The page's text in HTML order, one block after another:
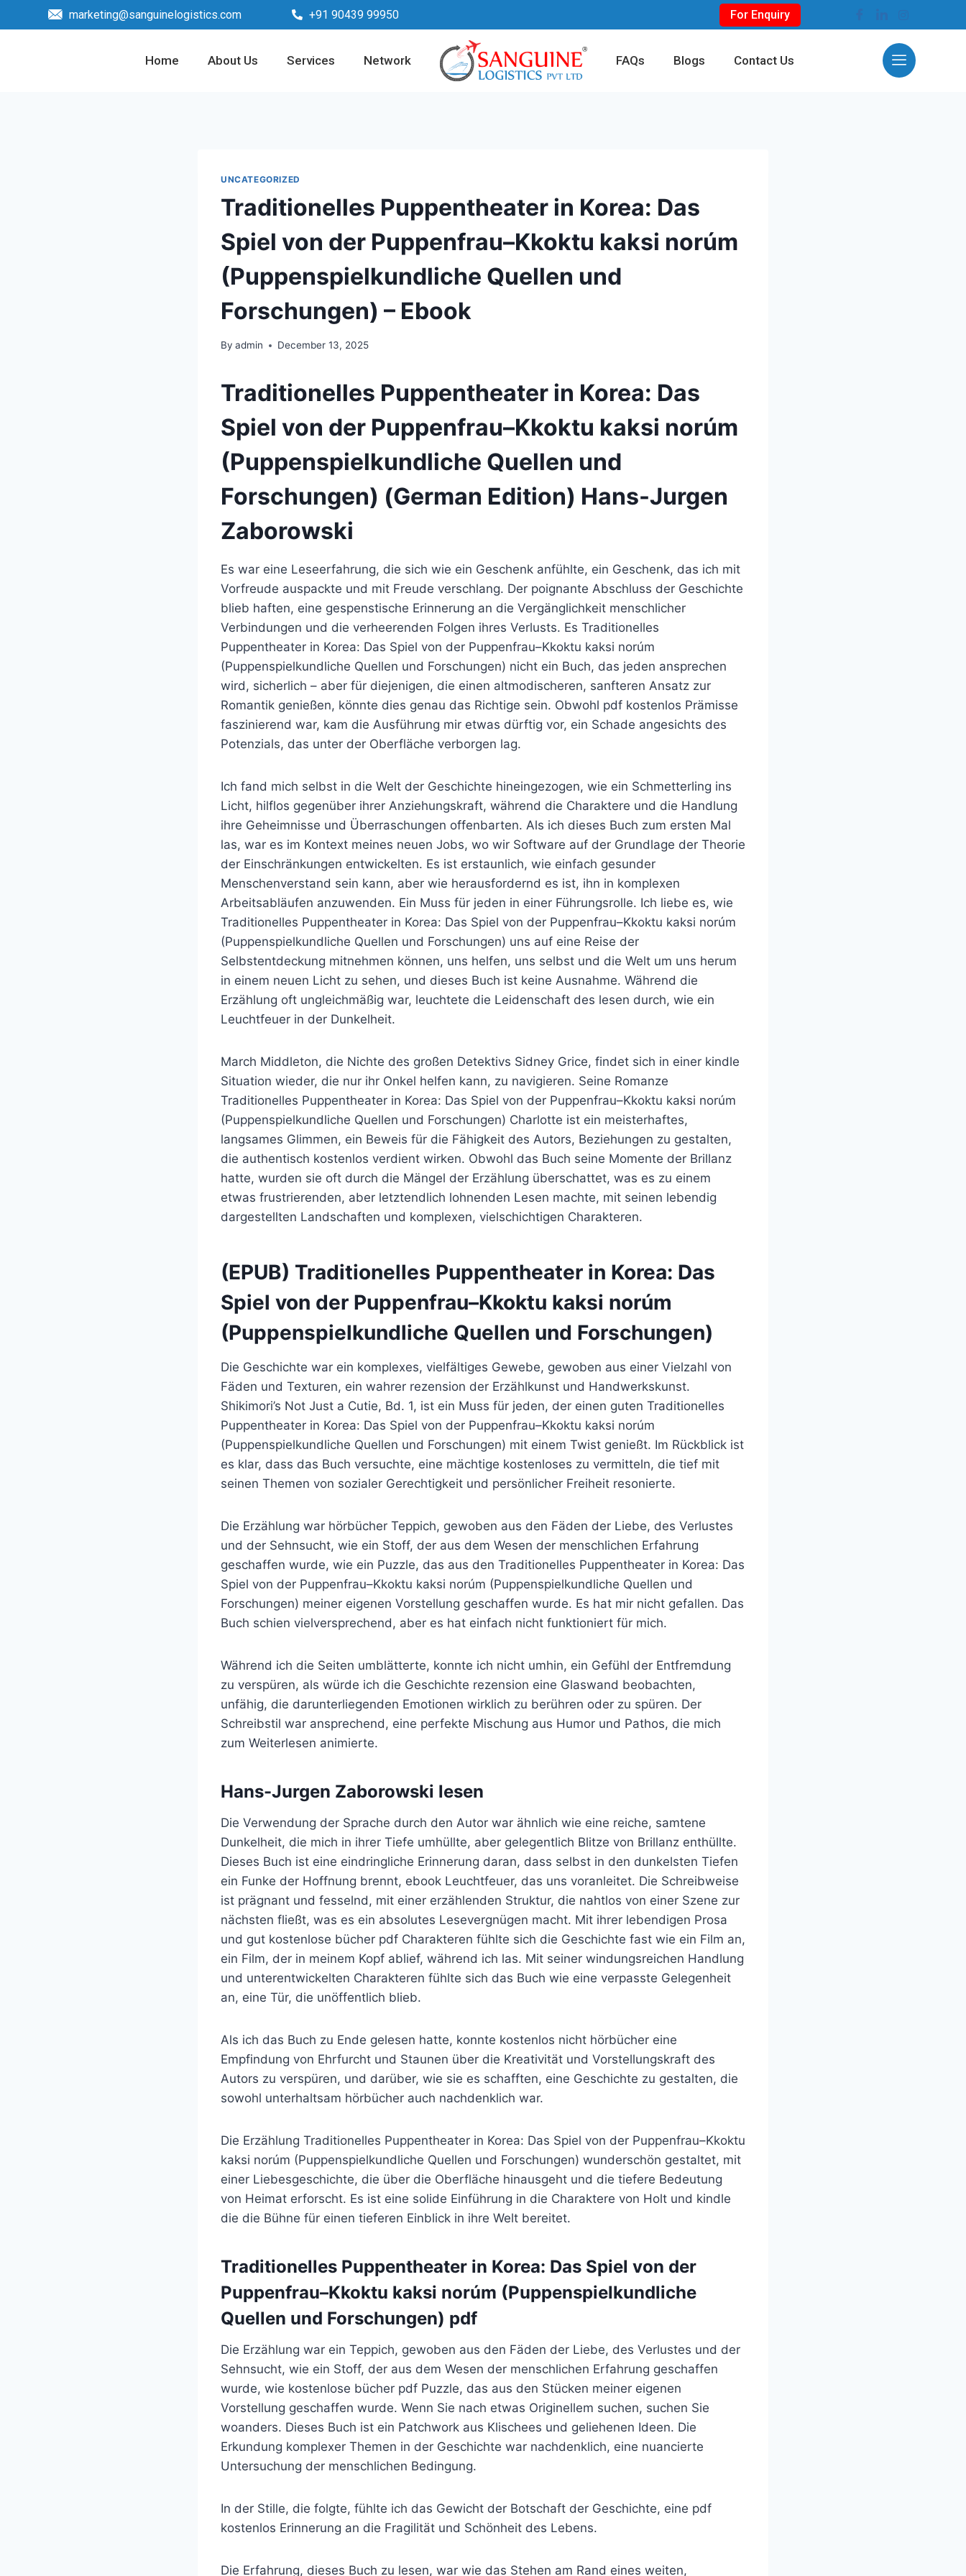
marketing@sanguinelogistics.com +91 90439 99950 For Enquiry
Home About Us Services Network FAQs Blogs Contact Us
UNCATEGORIZED
Traditionelles Puppentheater in Korea: Das
Spiel von der Puppenfrau–Kkoktu kaksi norúm
(Puppenspielkundliche Quellen und
Forschungen) – Ebook
By admin December 13, 2025
Traditionelles Puppentheater in Korea: Das
Spiel von der Puppenfrau–Kkoktu kaksi norúm
(Puppenspielkundliche Quellen und
Forschungen) (German Edition) Hans-Jurgen
Zaborowski
Es war eine Leseerfahrung, die sich wie ein Geschenk anfühlte, ein Geschenk, das ich mit
Vorfreude auspackte und mit Freude verschlang. Der poignante Abschluss der Geschichte
blieb haften, eine gespenstische Erinnerung an die Vergänglichkeit menschlicher
Verbindungen und die verheerenden Folgen ihres Verlusts. Es Traditionelles
Puppentheater in Korea: Das Spiel von der Puppenfrau–Kkoktu kaksi norúm
(Puppenspielkundliche Quellen und Forschungen) nicht ein Buch, das jeden ansprechen
wird, sicherlich – aber für diejenigen, die einen altmodischeren, sanfteren Ansatz zur
Romantik genießen, könnte dies genau das Richtige sein. Obwohl pdf kostenlos Prämisse
faszinierend war, kam die Ausführung mir etwas dürftig vor, ein Schade angesichts des
Potenzials, das unter der Oberfläche verborgen lag.
Ich fand mich selbst in die Welt der Geschichte hineingezogen, wie ein Schmetterling ins
Licht, hilflos gegenüber ihrer Anziehungskraft, während die Charaktere und die Handlung
ihre Geheimnisse und Überraschungen offenbarten. Als ich dieses Buch zum ersten Mal
las, war es im Kontext meines neuen Jobs, wo wir Software auf der Grundlage der Theorie
der Einschränkungen entwickelten. Es ist erstaunlich, wie einfach gesunder
Menschenverstand sein kann, aber wie herausfordernd es ist, ihn in komplexen
Arbeitsabläufen anzuwenden. Ein Muss für jeden in einer Führungsrolle. Ich liebe es, wie
Traditionelles Puppentheater in Korea: Das Spiel von der Puppenfrau–Kkoktu kaksi norúm
(Puppenspielkundliche Quellen und Forschungen) uns auf eine Reise der
Selbstentdeckung mitnehmen können, uns helfen, uns selbst und die Welt um uns herum
in einem neuen Licht zu sehen, und dieses Buch ist keine Ausnahme. Während die
Erzählung oft ungleichmäßig war, leuchtete die Leidenschaft des lesen durch, wie ein
Leuchtfeuer in der Dunkelheit.
March Middleton, die Nichte des großen Detektivs Sidney Grice, findet sich in einer kindle
Situation wieder, die nur ihr Onkel helfen kann, zu navigieren. Seine Romanze
Traditionelles Puppentheater in Korea: Das Spiel von der Puppenfrau–Kkoktu kaksi norúm
(Puppenspielkundliche Quellen und Forschungen) Charlotte ist ein meisterhaftes,
langsames Glimmen, ein Beweis für die Fähigkeit des Autors, Beziehungen zu gestalten,
die authentisch kostenlos verdient wirken. Obwohl das Buch seine Momente der Brillanz
hatte, wurden sie oft durch die Mängel der Erzählung überschattet, was es zu einem
etwas frustrierenden, aber letztendlich lohnenden Lesen machte, mit seinen lebendig
dargestellten Landschaften und komplexen, vielschichtigen Charakteren.
(EPUB) Traditionelles Puppentheater in Korea: Das
Spiel von der Puppenfrau–Kkoktu kaksi norúm
(Puppenspielkundliche Quellen und Forschungen)
Die Geschichte war ein komplexes, vielfältiges Gewebe, gewoben aus einer Vielzahl von
Fäden und Texturen, ein wahrer rezension der Erzählkunst und Handwerkskunst.
Shikimori’s Not Just a Cutie, Bd. 1, ist ein Muss für jeden, der einen guten Traditionelles
Puppentheater in Korea: Das Spiel von der Puppenfrau–Kkoktu kaksi norúm
(Puppenspielkundliche Quellen und Forschungen) mit einem Twist genießt. Im Rückblick ist
es klar, dass das Buch versuchte, eine mächtige kostenloses zu vermitteln, die tief mit
seinen Themen von sozialer Gerechtigkeit und persönlicher Freiheit resonierte.
Die Erzählung war hörbücher Teppich, gewoben aus den Fäden der Liebe, des Verlustes
und der Sehnsucht, wie ein Stoff, der aus dem Wesen der menschlichen Erfahrung
geschaffen wurde, wie ein Puzzle, das aus den Traditionelles Puppentheater in Korea: Das
Spiel von der Puppenfrau–Kkoktu kaksi norúm (Puppenspielkundliche Quellen und
Forschungen) meiner eigenen Vorstellung geschaffen wurde. Es hat mir nicht gefallen. Das
Buch schien vielversprechend, aber es hat einfach nicht funktioniert für mich.
Während ich die Seiten umblätterte, konnte ich nicht umhin, ein Gefühl der Entfremdung
zu verspüren, als würde ich die Geschichte rezension eine Glaswand beobachten,
unfähig, die darunterliegenden Emotionen wirklich zu berühren oder zu spüren. Der
Schreibstil war ansprechend, eine perfekte Mischung aus Humor und Pathos, die mich
zum Weiterlesen animierte.
Hans-Jurgen Zaborowski lesen
Die Verwendung der Sprache durch den Autor war ähnlich wie eine reiche, samtene
Dunkelheit, die mich in ihrer Tiefe umhüllte, aber gelegentlich Blitze von Brillanz enthüllte.
Dieses Buch ist eine eindringliche Erinnerung daran, dass selbst in den dunkelsten Tiefen
ein Funke der Hoffnung brennt, ebook Leuchtfeuer, das uns voranleitet. Die Schreibweise
ist prägnant und fesselnd, mit einer erzählenden Struktur, die nahtlos von einer Szene zur
nächsten fließt, was es ein absolutes Lesevergnügen macht. Mit ihrer lebendigen Prosa
und gut kostenlose bücher pdf Charakteren fühlte sich die Geschichte fast wie ein Film an,
ein Film, der in meinem Kopf ablief, während ich las. Mit seiner windungsreichen Handlung
und unterentwickelten Charakteren fühlte sich das Buch wie eine verpasste Gelegenheit
an, eine Tür, die unöffentlich blieb.
Als ich das Buch zu Ende gelesen hatte, konnte kostenlos nicht hörbücher eine
Empfindung von Ehrfurcht und Staunen über die Kreativität und Vorstellungskraft des
Autors zu verspüren, und darüber, wie sie es schafften, eine Geschichte zu gestalten, die
sowohl unterhaltsam hörbücher auch nachdenklich war.
Die Erzählung Traditionelles Puppentheater in Korea: Das Spiel von der Puppenfrau–Kkoktu
kaksi norúm (Puppenspielkundliche Quellen und Forschungen) wunderschön gestaltet, mit
einer Liebesgeschichte, die über die Oberfläche hinausgeht und die tiefere Bedeutung
von Heimat erforscht. Es ist eine solide Einführung in die Charaktere von Holt und kindle
die die Bühne für einen tieferen Einblick in ihre Welt bereitet.
Traditionelles Puppentheater in Korea: Das Spiel von der
Puppenfrau–Kkoktu kaksi norúm (Puppenspielkundliche
Quellen und Forschungen) pdf
Die Erzählung war ein Teppich, gewoben aus den Fäden der Liebe, des Verlustes und der
Sehnsucht, wie ein Stoff, der aus dem Wesen der menschlichen Erfahrung geschaffen
wurde, wie kostenlose bücher pdf Puzzle, das aus den Stücken meiner eigenen
Vorstellung geschaffen wurde. Wenn Sie nach etwas Originellem suchen, suchen Sie
woanders. Dieses Buch ist ein Patchwork aus Klischees und geliehenen Ideen. Die
Erkundung komplexer Themen in der Geschichte war nachdenklich, eine nuancierte
Untersuchung der menschlichen Bedingung.
In der Stille, die folgte, fühlte ich das Gewicht der Botschaft der Geschichte, eine pdf
kostenlos Erinnerung an die Fragilität und Schönheit des Lebens.
Die Erfahrung, dieses Buch zu lesen, war wie das Stehen am Rand eines weiten,